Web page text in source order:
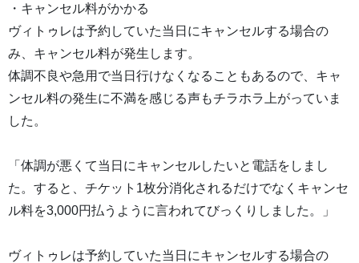
・キャンセル料がかかる
ヴィトゥレは予約していた当日にキャンセルする場合の
み、キャンセル料が発生します。
体調不良や急用で当日行けなくなることもあるので、キャ
ンセル料の発生に不満を感じる声もチラホラ上がっていま
した。
「体調が悪くて当日にキャンセルしたいと電話をしまし
た。すると、チケット1枚分消化されるだけでなくキャンセ
ル料を3,000円払うように言われてびっくりしました。」
ヴィトゥレは予約していた当日にキャンセルする場合の